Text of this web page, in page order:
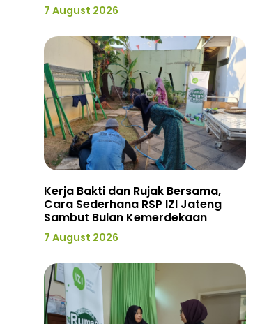
7 August 2026
Kerja Bakti dan Rujak Bersama,
Cara Sederhana RSP IZI Jateng
Sambut Bulan Kemerdekaan
7 August 2026